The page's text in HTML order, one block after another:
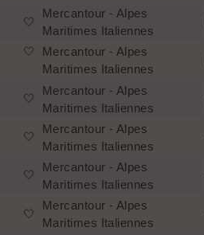
🤍
Mercantour - Alpes
Maritimes Italiennes
🤍
Mercantour - Alpes
Maritimes Italiennes
🤍
Mercantour - Alpes
Maritimes Italiennes
🤍
Mercantour - Alpes
Maritimes Italiennes
🤍
Mercantour - Alpes
Maritimes Italiennes
🤍
Mercantour - Alpes
Maritimes Italiennes